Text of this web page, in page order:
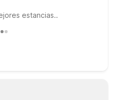
estancias..